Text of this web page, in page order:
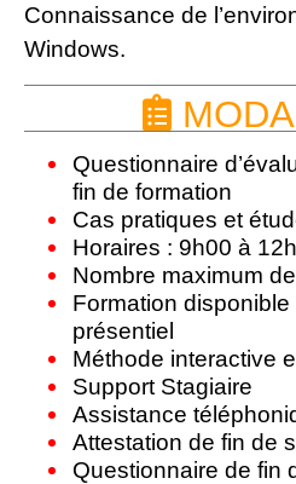
Connaissance de
Windows.
Questionnaire
fin de formation
Cas pratiques et
Horaires : 9h00 à
Nombre maximum
Formation
présentiel
Méthode interactive
Support Stagiaire
Assistance
Attestation de fin de
Questionnaire de fin